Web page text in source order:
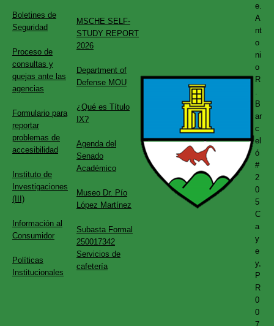
Boletines de
Seguridad
Proceso de
consultas y
quejas ante las
agencias
Formulario para
reportar
problemas de
accesibilidad
Instituto de
Investigaciones
(III)
Información al
Consumidor
Políticas
Institucionales
MSCHE SELF-
STUDY REPORT
2026
Department of
Defense MOU
¿Qué es Título
IX?
Agenda del
Senado
Académico
Museo Dr. Pío
López Martínez
Subasta Formal
250017342
Servicios de
cafetería
e.
A
nt
o
ni
o
R
B
ar
c
el
ó
#
2
0
5
C
a
y
e
y,
P
R
0
0